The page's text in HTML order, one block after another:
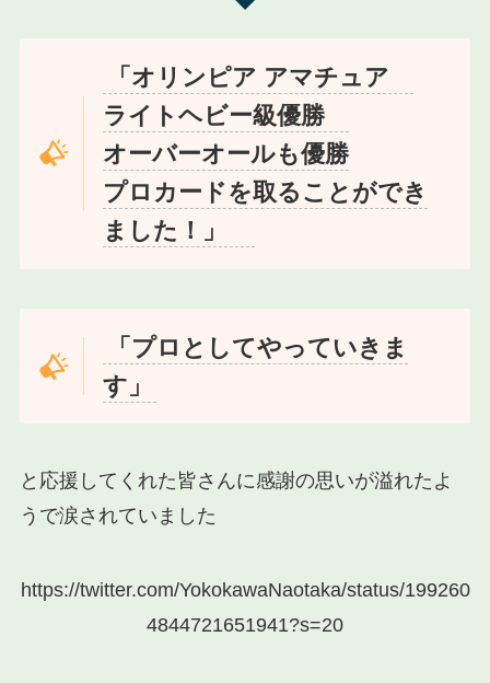
「オリンピア アマチュア
ライトヘビー級優勝
オーバーオールも優勝
プロカードを取ることができ
ました！」
「プロとしてやっていきま
す」
と応援してくれた皆さんに感謝の思いが溢れたよ
うで涙されていました
https://twitter.com/YokokawaNaotaka/status/199260
4844721651941?s=20